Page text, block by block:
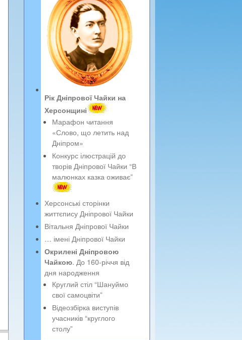
Рік Дніпрової Чайки на
Херсонщині
Марафон читання
«Слово, що летить над
Дніпром»
Конкурс ілюстрацій до
творів Дніпрової Чайки “В
малюнках казка оживає”
Херсонські сторінки
життєпису Дніпрової Чайки
Вітальня Дніпрової Чайки
… імені Дніпрової Чайки
Окрилені Дніпровою
Чайкою. До 160-річчя від
дня народження
Круглий стіл “Шануймо
свої самоцвіти”
Відеозбірка виступів
учасників “круглого
столу”